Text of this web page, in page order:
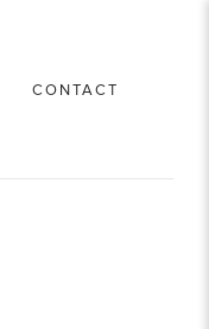
CONTACT